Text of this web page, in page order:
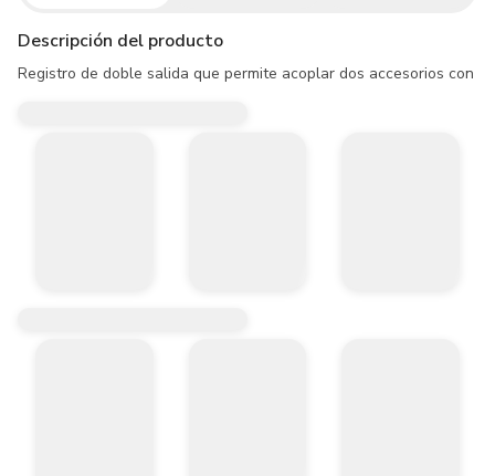
Descripción del producto
Registro de doble salida que permite acoplar dos accesorios con